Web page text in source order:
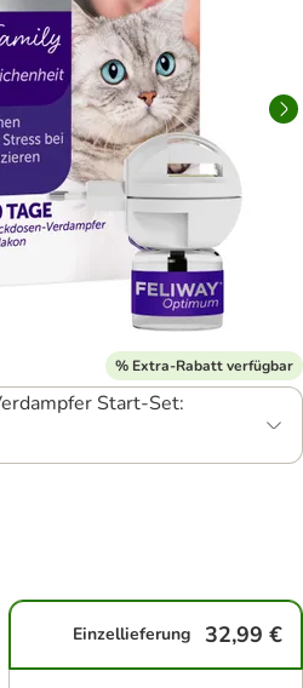
% Extra-Rabatt verfügbar
Start-Set:
Einzellieferung 32,99 €